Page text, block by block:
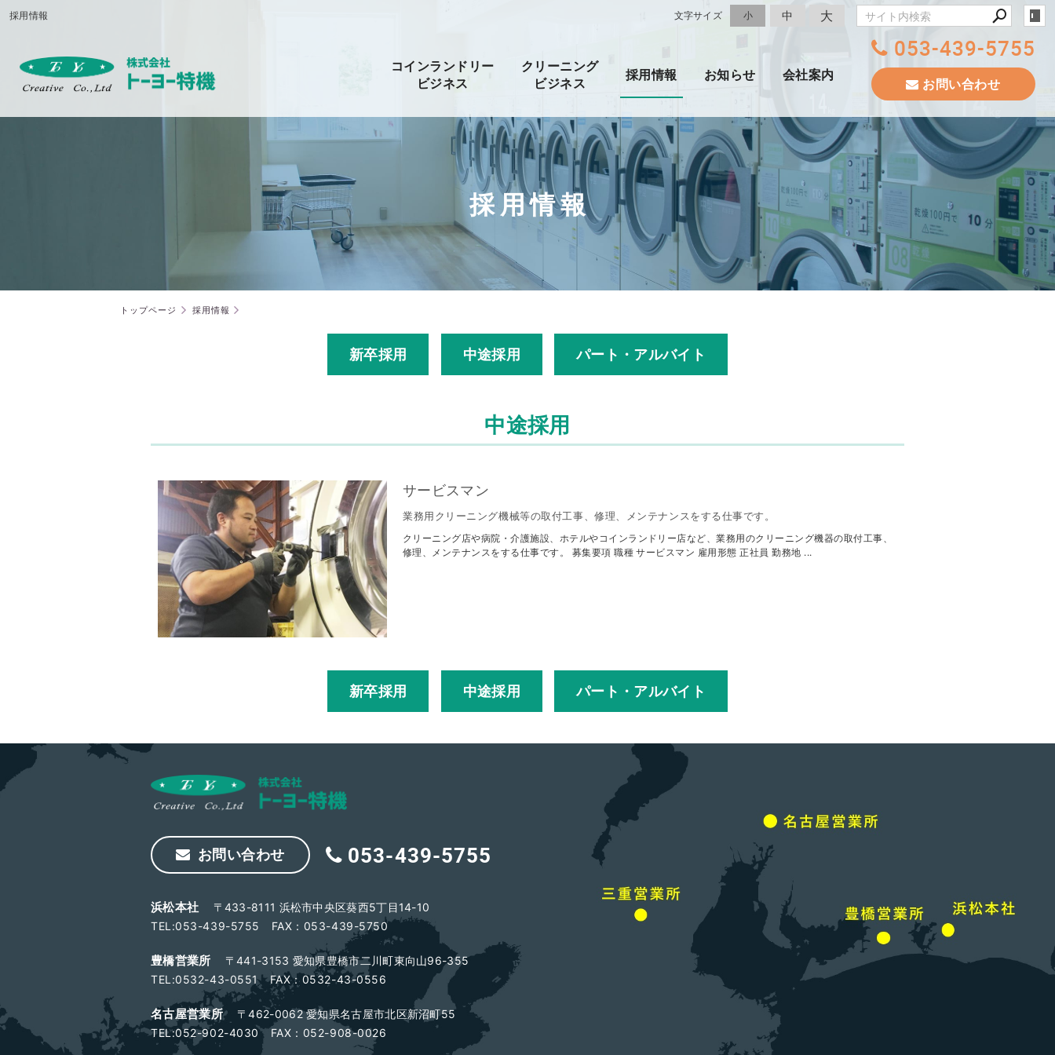
採用情報 文字サイズ 小 中 大
コインランドリー
ビジネス
クリーニング
ビジネス
採用情報 お知らせ 会社案内
053-439-5755
お問い合わせ
採用情報
トップページ 採用情報
新卒採用 中途採用 パート・アルバイト
中途採用
サービスマン
業務用クリーニング機械等の取付工事、修理、メンテナンスをする仕事です。
クリーニング店や病院・介護施設、ホテルやコインランドリー店など、業務用のクリーニング機器の取付工事、
修理、メンテナンスをする仕事です。 募集要項 職種 サービスマン 雇用形態 正社員 勤務地 ...
新卒採用 中途採用 パート・アルバイト
お問い合わせ 053-439-5755
浜松本社
〒433-8111 浜松市中央区葵西5丁目14-10
TEL:053-439-5755 FAX：053-439-5750
豊橋営業所
〒441-3153 愛知県豊橋市二川町東向山96-355
TEL:0532-43-0551 FAX：0532-43-0556
名古屋営業所
〒462-0062 愛知県名古屋市北区新沼町55
TEL:052-902-4030 FAX：052-908-0026